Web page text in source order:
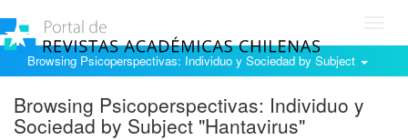
Browsing Psicoperspectivas: Individuo y Sociedad by Subject
Browsing Psicoperspectivas: Individuo y
Sociedad by Subject "Hantavirus"